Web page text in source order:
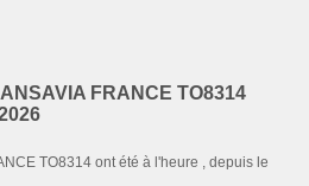
FRANCE TO8314
TO8314 ont été à l'heure , depuis le